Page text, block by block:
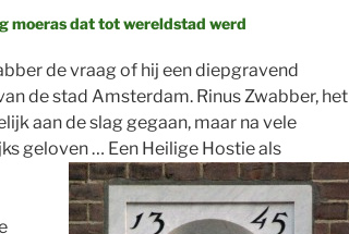
moeras dat tot wereldstad werd
de vraag of hij een diepgravend
de stad Amsterdam. Rinus Zwabber, het
aan de slag gegaan, maar na vele
geloven … Een Heilige Hostie als